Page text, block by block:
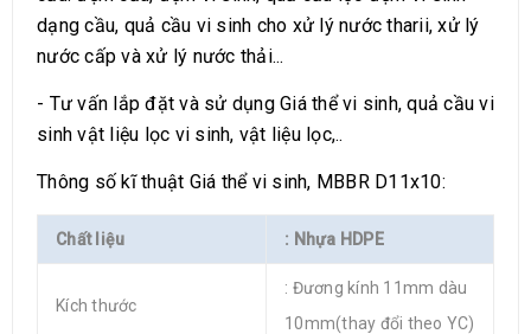
dạng cầu, quả cầu vi sinh cho xử lý nước tharii, xử lý
nước cấp và xử lý nước thải...
- Tư vấn lắp đặt và sử dụng Giá thể vi sinh, quả cầu vi
sinh vật liệu lọc vi sinh, vật liệu lọc,..
Thông số kĩ thuật Giá thể vi sinh, MBBR D11x10:
Chất liệu : Nhựa HDPE
Kích thước
: Đương kính 11mm dàu
10mm(thay đổi theo YC)